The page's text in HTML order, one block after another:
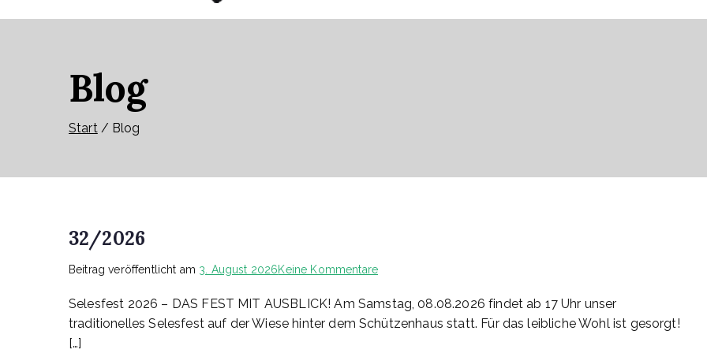
Blog
Start Blog
32/2026
Beitrag veröffentlicht am 3. August 2026Keine Kommentarezu
Selesfest 2026 – DAS FEST MIT AUSBLICK! Am Samstag, 08.08.2026 findet ab 17 Uhr unser
traditionelles Selesfest auf der Wiese hinter dem Schützenhaus statt. Für das leibliche Wohl ist gesorgt!
[…]